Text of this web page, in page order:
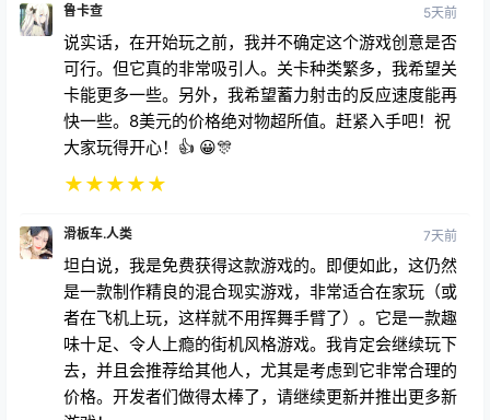
说实话，在开始玩之前，我并不确定这个游戏创意是否
可行。但它真的非常吸引人。关卡种类繁多，我希望关
卡能更多一些。另外，我希望蓄力射击的反应速度能再
快一些。8美元的价格绝对物超所值。赶紧入手吧！祝
大家玩得开心！👍 😀🎊
★★★★★
坦白说，我是免费获得这款游戏的。即便如此，这仍然
是一款制作精良的混合现实游戏，非常适合在家玩（或
者在飞机上玩，这样就不用挥舞手臂了）。它是一款趣
味十足、令人上瘾的街机风格游戏。我肯定会继续玩下
去，并且会推荐给其他人，尤其是考虑到它非常合理的
价格。开发者们做得太棒了，请继续更新并推出更多新
游戏！